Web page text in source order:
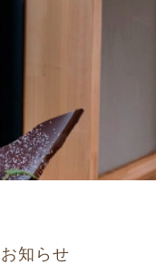
知らせ